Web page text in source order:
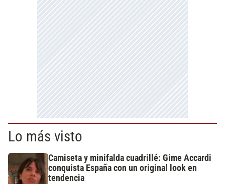
Lo más visto
Camiseta y minifalda cuadrillé: Gime Accardi
conquista España con un original look en
tendencia